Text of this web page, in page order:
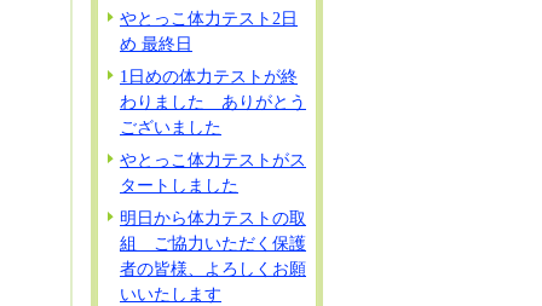
やとっこ体力テスト2日
め 最終日
1日めの体力テストが終
わりました ありがとう
ございました
やとっこ体力テストがス
タートしました
明日から体力テストの取
組 ご協力いただく保護
者の皆様、よろしくお願
いいたします